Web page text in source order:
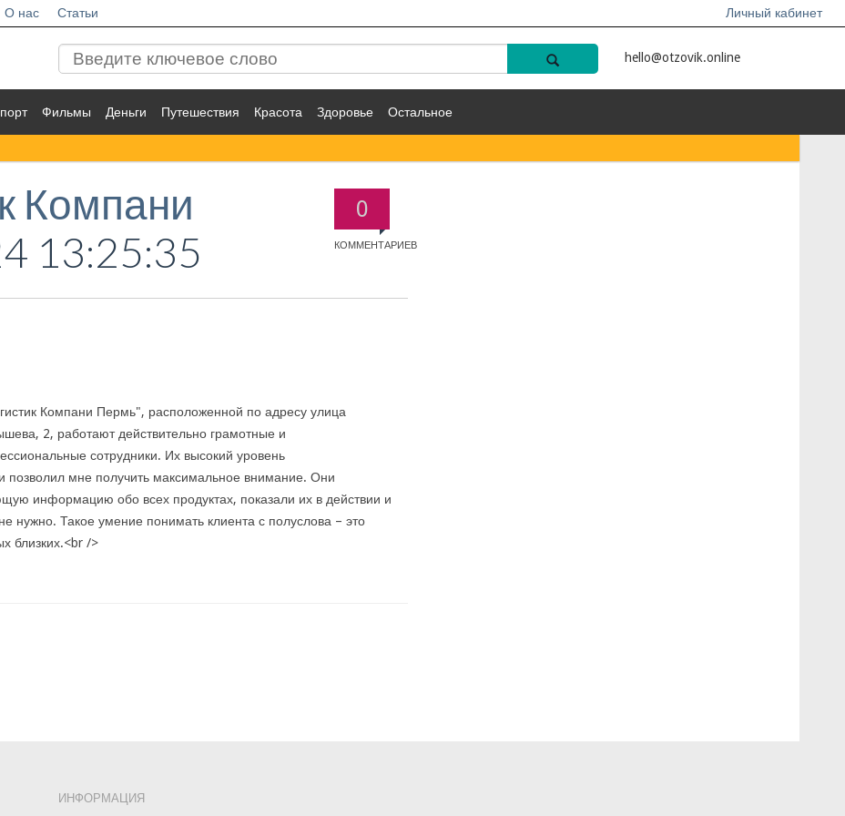
О нас Статьи Личный кабинет
hello@otzovik.online
Фильмы Деньги Путешествия Красота Здоровье Остальное
0
КОММЕНТАРИЕВ
Компани
13:25:35
Компани Пермь", расположенной по адресу улица
2, работают действительно грамотные и
сотрудники. Их высокий уровень
позволил мне получить максимальное внимание. Они
информацию обо всех продуктах, показали их в действии и
нужно. Такое умение понимать клиента с полуслова – это
близких.<br />
ИНФОРМАЦИЯ